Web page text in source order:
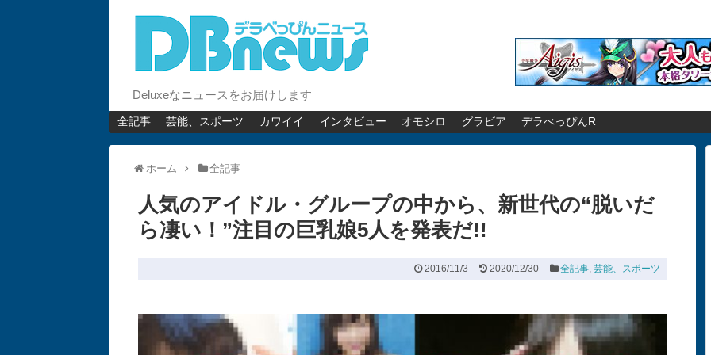
Deluxeなニュースをお届けします
全記事 芸能、スポーツ カワイイ インタビュー オモシロ グラビア デラべっぴんR
ホーム 全記事
人気のアイドル・グループの中から、新世代の“脱いだ
ら凄い！”注目の巨乳娘5人を発表だ!!
2016/11/3 2020/12/30 全記事, 芸能、スポーツ